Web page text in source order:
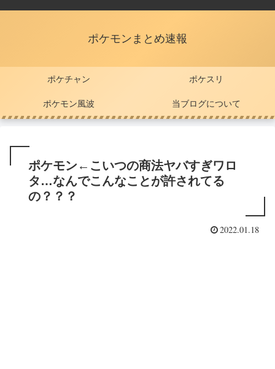
ポケモンまとめ速報
ポケチャン ポケスリ
ポケモン風波 当ブログについて
ポケモン←こいつの商法ヤバすぎワロ
タ…なんでこんなことが許されてる
の？？？
2022.01.18